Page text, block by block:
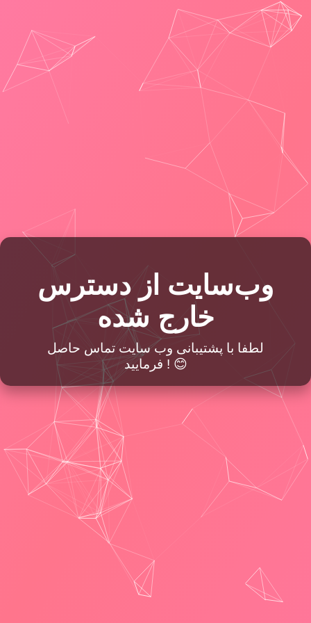
وب‌سایت از دسترس
خارج شده
لطفا با پشتیبانی وب سایت تماس حاصل
فرمایید ! 😊